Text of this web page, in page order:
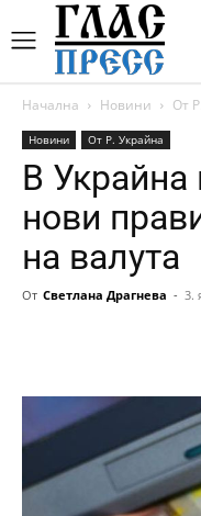
Начална Новини От
Новини От Р. Украйна
В Украйна
нови
на валута
От Светлана Драгнева - 3.